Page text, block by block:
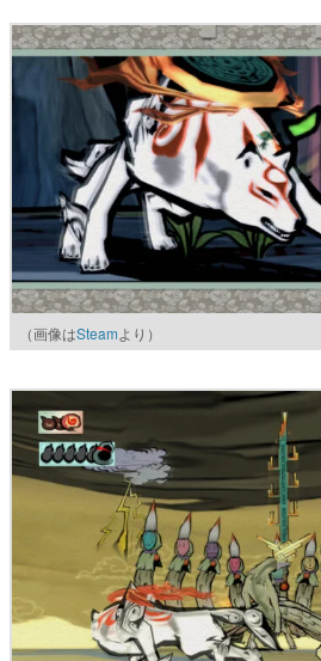
（画像はSteamより）